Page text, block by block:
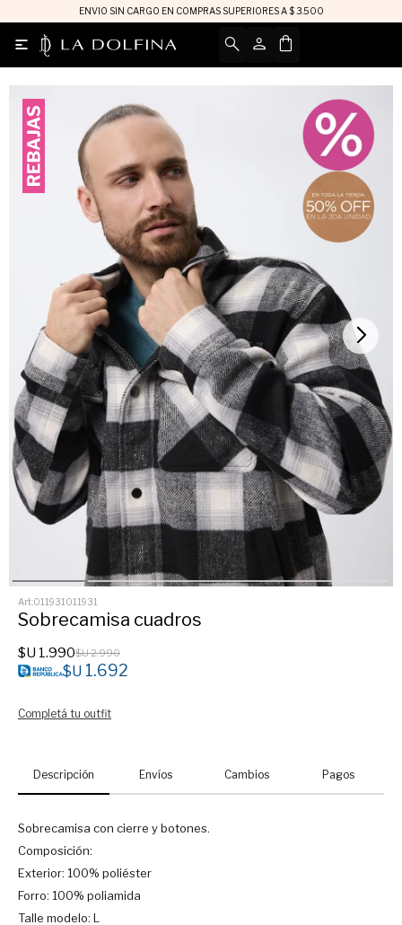
ENVIO SIN CARGO EN COMPRAS SUPERIORES A $ 3.500

011931011931
Sobrecamisa cuadros
$U 1.990$U2.990
$U 1.692
Completá tu outfit
Descripción Envíos Cambios Pagos
Sobrecamisa con cierre y botones.
Composición:
Exterior: 100% poliéster
Forro: 100% poliamida
Talle modelo: L